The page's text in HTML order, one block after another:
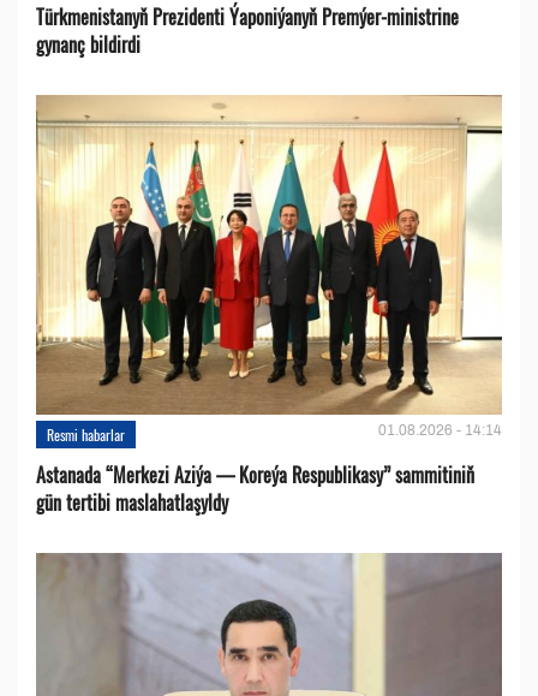
Türkmenistanyň Prezidenti Ýaponiýanyň Premýer-ministrine
gynanç bildirdi
Resmi habarlar 01.08.2026 - 14:14
Astanada “Merkezi Aziýa — Koreýa Respublikasy” sammitiniň
gün tertibi maslahatlaşyldy